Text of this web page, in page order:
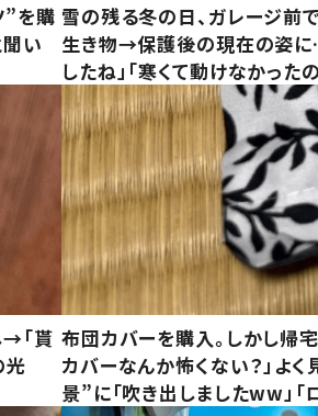
”を購
い
雪の残る冬の日、ガレージ前
生き物→保護後の現在の姿に
したね」「寒くて動けなかった
「貰
光
布団カバーを購入。しかし帰
カバーなんか怖くない？」よ
景”に「吹き出しましたww」